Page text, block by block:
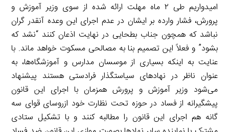
امیدواریم طی ۲ ماه مهلت ارائه شده از سوی وزیر آموزش و
پرورش، فشار وارده بر ایشان در عدم اجرای این وعده آنقدر گران
نباشد که همچون جناب بطحایی در نهایت اذعان کنند “نشد که
بشود” و فعلاً این تصمیم بنا به مصالحی مسکوت خواهد ماند. با
عنایت به اینکه بسیاری از موسسان مدارس و آموزشگاه‌ها، به
عنوان ناظر در نهادهای سیاستگذار فرادستی هستند پیشنهاد
می‌شود وزیر آموزش و پرورش همزمان با اجرای این قانون
پیشگیرانه از فساد در حوزه تحت نظارت خود ازروسای قوای سه
گانه هم اجرای این قانون را مطالبه کنند و با تشکیل ستادی